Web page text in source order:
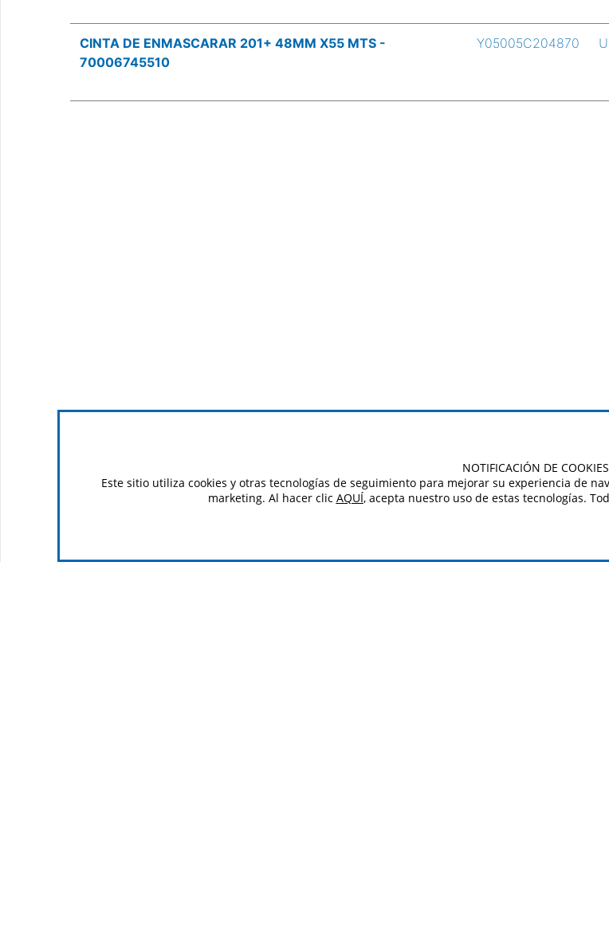
CINTA DE ENMASCARAR 201+ 48MM X55 MTS -
70006745510
Y05005C204870
NOTIFICACIÓN DE COOKIES
Este sitio utiliza cookies y otras tecnologías de seguimiento para mejorar su experiencia de
marketing. Al hacer clic AQUÍ, acepta nuestro uso de estas tecnologías.